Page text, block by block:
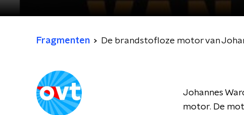
Fragmenten De brandstofloze motor van
Johannes
motor. De